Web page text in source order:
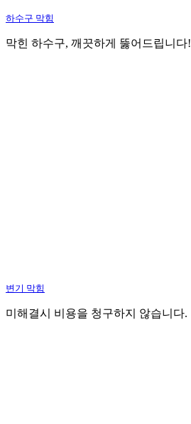
하수구 막힘
막힌 하수구, 깨끗하게 뚫어드립니다!
변기 막힘
미해결시 비용을 청구하지 않습니다.